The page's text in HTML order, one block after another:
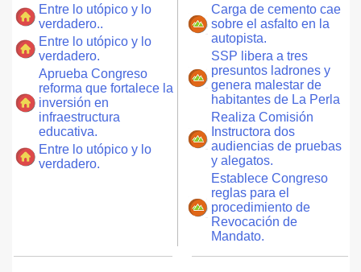
Entre lo utópico y lo
verdadero..
Entre lo utópico y lo
verdadero.
Aprueba Congreso
reforma que fortalece la
inversión en
infraestructura
educativa.
Entre lo utópico y lo
verdadero.
Carga de cemento cae
sobre el asfalto en la
autopista.
SSP libera a tres
presuntos ladrones y
genera malestar de
habitantes de La Perla
Realiza Comisión
Instructora dos
audiencias de pruebas
y alegatos.
Establece Congreso
reglas para el
procedimiento de
Revocación de
Mandato.